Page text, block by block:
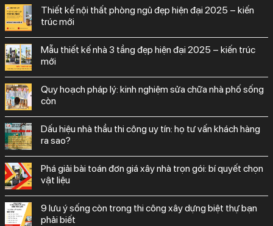
thiết kế nội thất phòng ngủ đẹp hiện đại 2025 – kiến
trúc mới
mẫu thiết kế nhà 3 tầng đẹp hiện đại 2025 – kiến trúc
mới
quy hoạch pháp lý: kinh nghiệm sửa chữa nhà phố sống
còn
dấu hiệu nhà thầu thi công uy tín: họ tư vấn khách hàng
ra sao?
phá giải bài toán đơn giá xây nhà trọn gói: bí quyết chọn
vật liệu
9 lưu ý sống còn trong thi công xây dựng biệt thự bạn
phải biết